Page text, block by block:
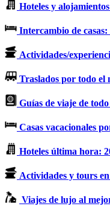
Hoteles y
Intercambio de casas:
Actividades/
Traslados por todo el
Guías de viaje de
Casas vacacionales
Hoteles última hora:
Actividades y tours
Viajes de lujo al